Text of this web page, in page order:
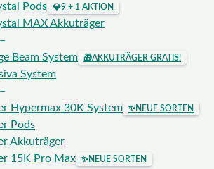
Pods
💎9 + 1 AKTION
MAX Akkuträger
Beam System
🎁AKKUTRÄGER GRATIS!
System
Hypermax 30K System
✨NEUE SORTEN
Pods
Akkuträger
15K Pro Max
✨NEUE SORTEN